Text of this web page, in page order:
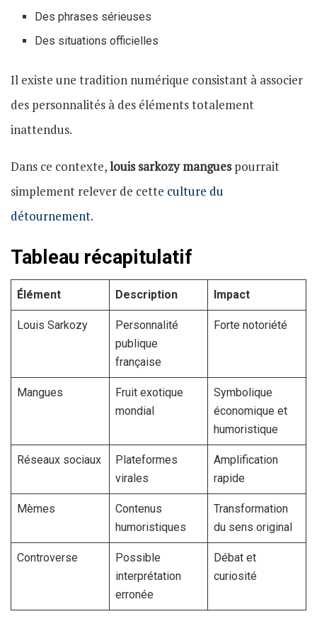
Des phrases sérieuses
Des situations officielles
Il existe une tradition numérique consistant à associer
des personnalités à des éléments totalement
inattendus.
Dans ce contexte,louis sarkozy manguespourrait
simplement relever de cette culture du
détournement.
Tableau récapitulatif
Élément Description Impact
Louis Sarkozy
Personnalité
publique
française
Forte notoriété
Mangues
Fruit exotique
mondial
Symbolique
économique et
humoristique
Réseaux sociaux
Plateformes
virales
Amplification
rapide
Mèmes
Contenus
humoristiques
Transformation
du sens original
Controverse
Possible
interprétation
erronée
Débat et
curiosité